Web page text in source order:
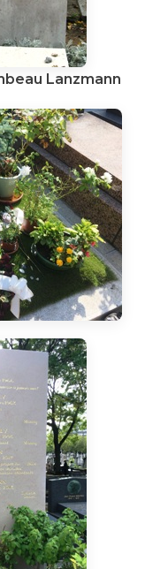
Lanzmann